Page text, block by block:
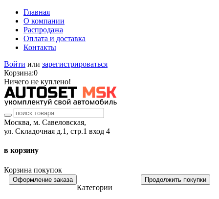
Главная
О компании
Распродажа
Оплата и доставка
Контакты
Войти или зарегистрироваться
Корзина:0
Ничего не куплено!
Москва, м. Савеловская,
ул. Складочная д.1, стр.1 вход 4
в корзину
Корзина покупок
Оформление заказа Продолжить покупки
Категории